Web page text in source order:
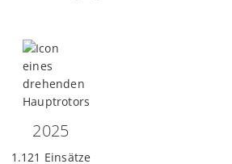
2025
1.121 Einsätze